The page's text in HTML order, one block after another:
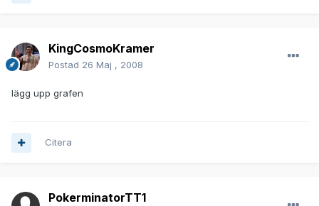
KingCosmoKramer
Postad 26 Maj , 2008
lägg upp grafen
Citera
PokerminatorTT1